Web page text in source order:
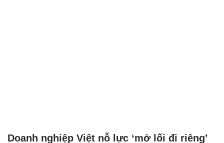
Doanh nghiệp Việt nỗ lực ‘mở lối đi riêng’